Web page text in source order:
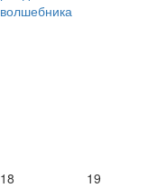
волшебника
18
19